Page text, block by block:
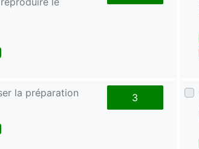
la préparation 3